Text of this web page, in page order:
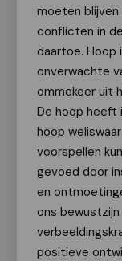
moeten
conflicten in
daartoe. Hoop
onverwachte
ommekeer uit
De hoop heeft
hoop
voorspellen
gevoed door
en
ons
positieve